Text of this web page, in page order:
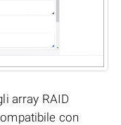
array RAID
con